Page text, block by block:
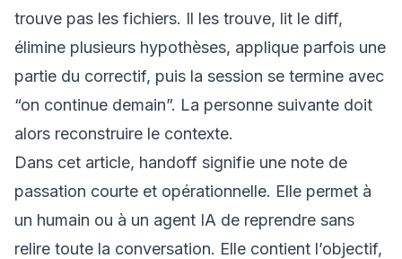
trouve pas les fichiers. Il les trouve, lit le diff,
élimine plusieurs hypothèses, applique parfois une
partie du correctif, puis la session se termine avec
“on continue demain”. La personne suivante doit
alors reconstruire le contexte.
Dans cet article, handoff signifie une note de
passation courte et opérationnelle. Elle permet à
un humain ou à un agent IA de reprendre sans
relire toute la conversation. Elle contient l’objectif,